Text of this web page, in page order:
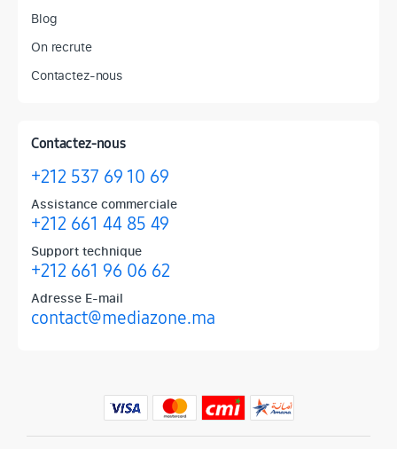
Blog
On recrute
Contactez-nous
Contactez-nous
+212 537 69 10 69
Assistance commerciale
+212 661 44 85 49
Support technique
+212 661 96 06 62
Adresse E-mail
contact@mediazone.ma
Produits phares chez Mediazone
Retrouvez chez Mediazone les références incontournables :